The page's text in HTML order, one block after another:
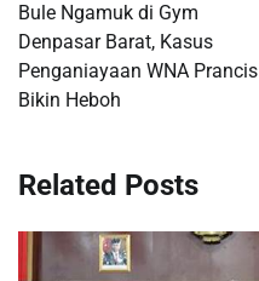
Bule Ngamuk di Gym
Denpasar Barat, Kasus
Penganiayaan WNA Prancis
Bikin Heboh
Related Posts